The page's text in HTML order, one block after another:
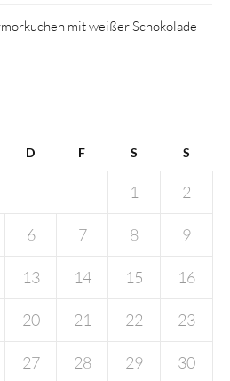
mit weißer Schokolade
D F S S
1 2
6 7 8 9
13 14 15 16
20 21 22 23
27 28 29 30